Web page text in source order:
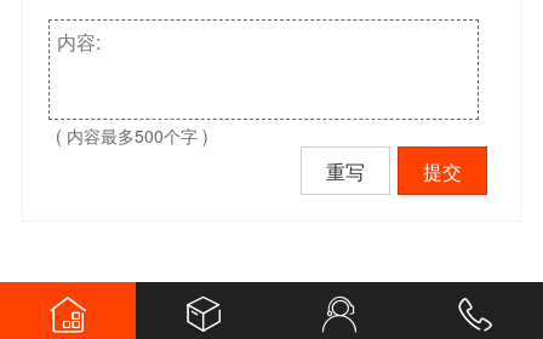
( 内容最多500个字 )
重写 提交